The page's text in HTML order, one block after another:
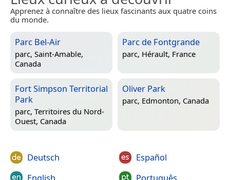
Apprenez à connaître des lieux fascinants aux quatre coins
du monde.
Parc Bel-Air
parc, Saint-Amable,
Canada
Parc de Fontgrande
parc, Hérault, France
Fort Simpson Territorial
Park
parc, Territoires du Nord-
Ouest, Canada
Oliver Park
parc, Edmonton, Canada
Deutsch
English
Español
Português